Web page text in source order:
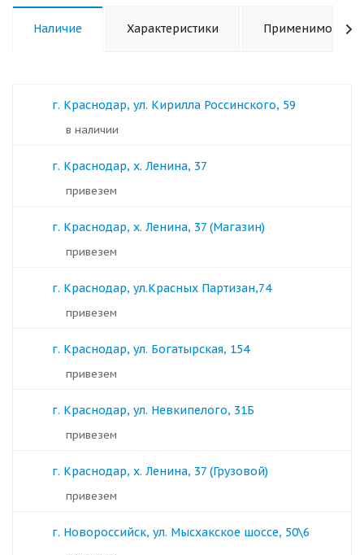
Наличие Характеристики Применимость
г. Краснодар, ул. Кирилла Россинского, 59
в наличии
г. Краснодар, х. Ленина, 37
Привезем
г. Краснодар, х. Ленина, 37 (Магазин)
Привезем
г. Краснодар, ул.Красных Партизан,74
Привезем
г. Краснодар, ул. Богатырская, 154
Привезем
г. Краснодар, ул. Невкипелого, 31Б
Привезем
г. Краснодар, х. Ленина, 37 (Грузовой)
Привезем
г. Новороссийск, ул. Мысхакское шоссе, 50\6